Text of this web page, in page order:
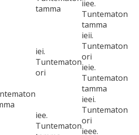
tamma
iiee.
Tuntematon
tamma
iei.
Tuntematon
ori
ieii.
Tuntematon
ori
ieie.
Tuntematon
tamma
iee.
Tuntematon
ieei.
Tuntematon
ori
ieee.